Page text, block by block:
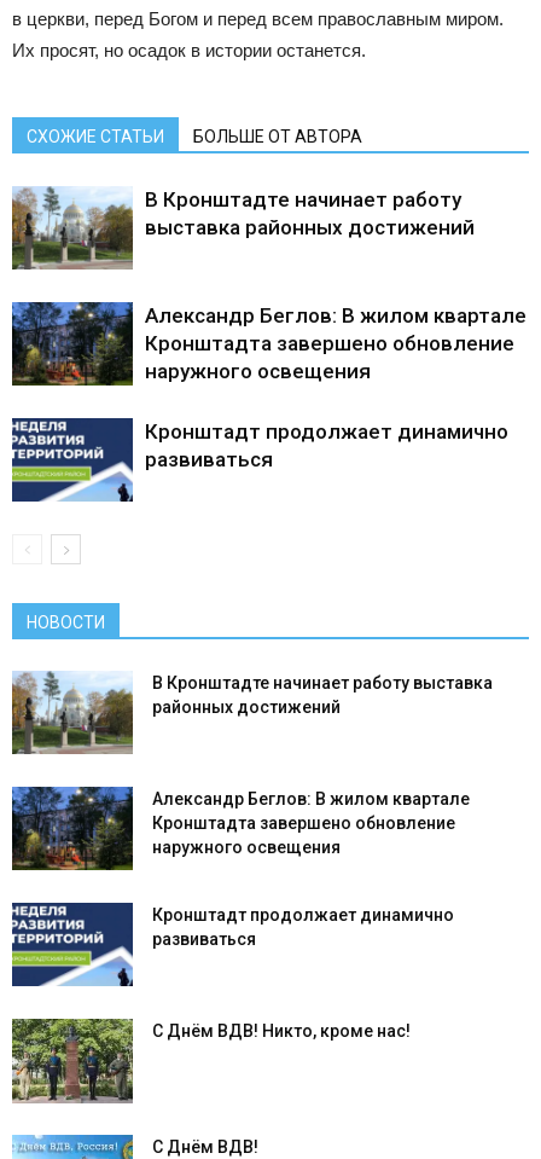
в церкви, перед Богом и перед всем православным миром.
Их просят, но осадок в истории останется.
СХОЖИЕ СТАТЬИ БОЛЬШЕ ОТ АВТОРА
В Кронштадте начинает работу
выставка районных достижений
Александр Беглов: В жилом квартале
Кронштадта завершено обновление
наружного освещения
Кронштадт продолжает динамично
развиваться
НОВОСТИ
В Кронштадте начинает работу выставка
районных достижений
Александр Беглов: В жилом квартале
Кронштадта завершено обновление
наружного освещения
Кронштадт продолжает динамично
развиваться
С Днём ВДВ! Никто, кроме нас!
С Днём ВДВ!